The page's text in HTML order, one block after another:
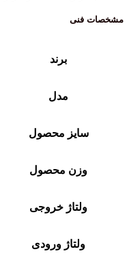
مشخصات فنی
برند
مدل
سایز محصول
وزن محصول
ولتاژ خروجی
ولتاژ ورودی